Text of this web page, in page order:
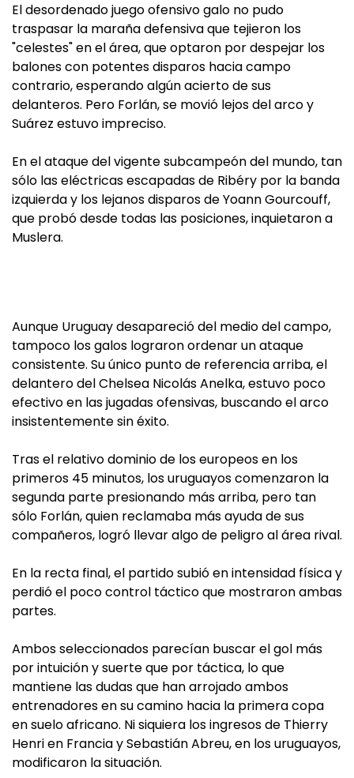
El desordenado juego ofensivo galo no pudo
traspasar la maraña defensiva que tejieron los
"celestes" en el área, que optaron por despejar los
balones con potentes disparos hacia campo
contrario, esperando algún acierto de sus
delanteros. Pero Forlán, se movió lejos del arco y
Suárez estuvo impreciso.
En el ataque del vigente subcampeón del mundo, tan
sólo las eléctricas escapadas de Ribéry por la banda
izquierda y los lejanos disparos de Yoann Gourcouff,
que probó desde todas las posiciones, inquietaron a
Muslera.
Aunque Uruguay desapareció del medio del campo,
tampoco los galos lograron ordenar un ataque
consistente. Su único punto de referencia arriba, el
delantero del Chelsea Nicolás Anelka, estuvo poco
efectivo en las jugadas ofensivas, buscando el arco
insistentemente sin éxito.
Tras el relativo dominio de los europeos en los
primeros 45 minutos, los uruguayos comenzaron la
segunda parte presionando más arriba, pero tan
sólo Forlán, quien reclamaba más ayuda de sus
compañeros, logró llevar algo de peligro al área rival.
En la recta final, el partido subió en intensidad física y
perdió el poco control táctico que mostraron ambas
partes.
Ambos seleccionados parecían buscar el gol más
por intuición y suerte que por táctica, lo que
mantiene las dudas que han arrojado ambos
entrenadores en su camino hacia la primera copa
en suelo africano. Ni siquiera los ingresos de Thierry
Henri en Francia y Sebastián Abreu, en los uruguayos,
modificaron la situación.